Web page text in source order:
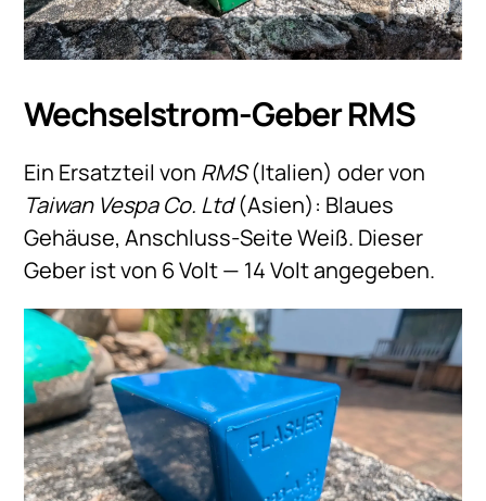
Wechselstrom-Geber RMS
Ein Ersatzteil von RMS(Italien) oder von
Taiwan Vespa Co. Ltd(Asien): Blaues
Gehäuse, Anschluss-Seite Weiß. Dieser
Geber ist von 6 Volt — 14 Volt angegeben.